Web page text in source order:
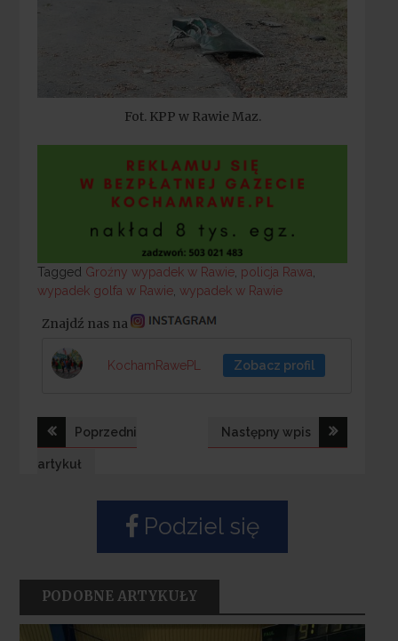
Fot. KPP w Rawie Maz.
Tagged
Tagged Groźny wypadek w Rawie, policja Rawa
wypadek golfa w Rawie, wypadek w Rawie
Znajdź nas na
KochamRawePL Zobacz profil
Nawigacja
wpisu
Poprzedni
artykuł
Następny wpis
Podziel się
PODOBNE ARTYKUŁY